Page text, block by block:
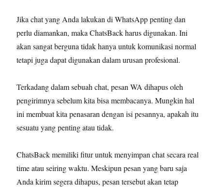
Jika chat yang Anda lakukan di WhatsApp penting dan
perlu diamankan, maka ChatsBack harus digunakan. Ini
akan sangat berguna tidak hanya untuk komunikasi normal
tetapi juga dapat digunakan dalam urusan profesional.
Terkadang dalam sebuah chat, pesan WA dihapus oleh
pengirimnya sebelum kita bisa membacanya. Mungkin hal
ini membuat kita penasaran dengan isi pesannya, apakah itu
sesuatu yang penting atau tidak.
ChatsBack memiliki fitur untuk menyimpan chat secara real
time atau seiring waktu. Meskipun pesan yang baru saja
Anda kirim segera dihapus, pesan tersebut akan tetap